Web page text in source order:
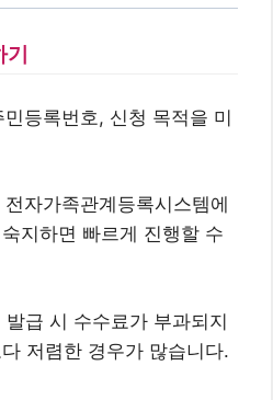
민등록번호, 신청 목적을 미
전자가족관계등록시스템에
지하면 빠르게 진행할 수
발급 시 수수료가 부과되지
저렴한 경우가 많습니다.